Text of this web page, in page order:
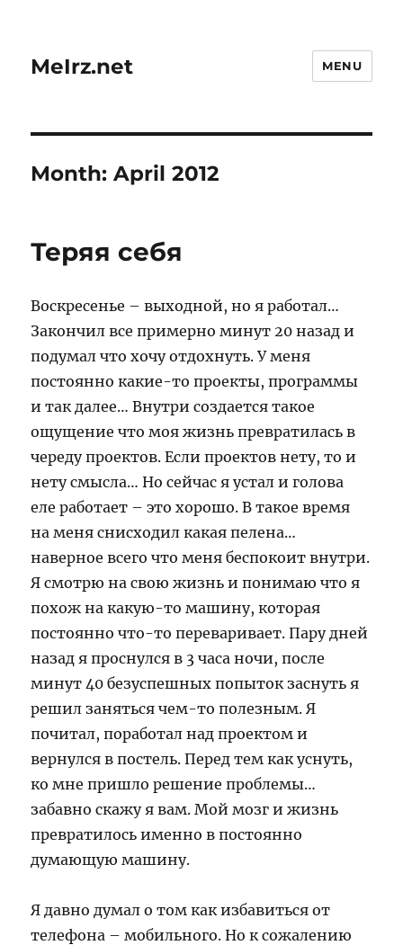
MeIrz.net MENU
Month:April 2012
Теряя себя
Воскресенье – выходной, но я работал…
Закончил все примерно минут 20 назад и
подумал что хочу отдохнуть. У меня
постоянно какие-то проекты, программы
и так далее… Внутри создается такое
ощущение что моя жизнь превратилась в
череду проектов. Если проектов нету, то и
нету смысла… Но сейчас я устал и голова
еле работает – это хорошо. В такое время
на меня снисходил какая пелена…
наверное всего что меня беспокоит внутри.
Я смотрю на свою жизнь и понимаю что я
похож на какую-то машину, которая
постоянно что-то переваривает. Пару дней
назад я проснулся в 3 часа ночи, после
минут 40 безуспешных попыток заснуть я
решил заняться чем-то полезным. Я
почитал, поработал над проектом и
вернулся в постель. Перед тем как уснуть,
ко мне пришло решение проблемы…
забавно скажу я вам. Мой мозг и жизнь
превратилось именно в постоянно
думающую машину.
Я давно думал о том как избавиться от
телефона – мобильного. Но к сожалению